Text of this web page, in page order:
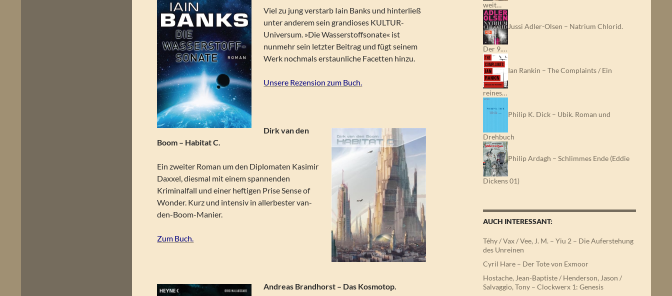
Viel zu jung verstarb Iain Banks und hinterließ
unter anderem sein grandioses KULTUR-
Universum. »Die Wasserstoffsonate« ist
nunmehr sein letzter Beitrag und fügt seinem
Werk nochmals erstaunliche Facetten hinzu.
Unsere Rezension zum Buch.
Dirk van den
Boom – Habitat C.
Ein zweiter Roman um den Diplomaten Kasimir
Daxxel, diesmal mit einem spannenden
Kriminalfall und einer heftigen Prise Sense of
Wonder. Kurz und intensiv in allerbester van-
den-Boom-Manier.
Zum Buch.
Andreas Brandhorst – Das Kosmotop.
weit…
Jussi Adler-Olsen – Natrium Chlorid.
Der 9.…
Ian Rankin – The Complaints / Ein
reines…
Philip K. Dick – Ubik. Roman und
Drehbuch
Philip Ardagh – Schlimmes Ende (Eddie
Dickens 01)
AUCH INTERESSANT:
Téhy / Vax / Vee, J. M. – Yiu 2 – Die Auferstehung
des Unreinen
Cyril Hare – Der Tote von Exmoor
Hostache, Jean-Baptiste / Henderson, Jason /
Salvaggio, Tony – Clockwerx 1: Genesis